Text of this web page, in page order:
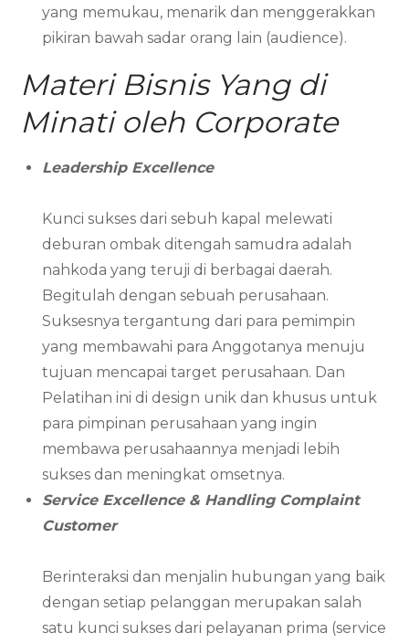
yang memukau, menarik dan menggerakkan
pikiran bawah sadar orang lain (audience).
Materi Bisnis Yang di
Minati oleh Corporate
Leadership Excellence
Kunci sukses dari sebuh kapal melewati
deburan ombak ditengah samudra adalah
nahkoda yang teruji di berbagai daerah.
Begitulah dengan sebuah perusahaan.
Suksesnya tergantung dari para pemimpin
yang membawahi para Anggotanya menuju
tujuan mencapai target perusahaan. Dan
Pelatihan ini di design unik dan khusus untuk
para pimpinan perusahaan yang ingin
membawa perusahaannya menjadi lebih
sukses dan meningkat omsetnya.
Service Excellence & Handling Complaint
Customer
Berinteraksi dan menjalin hubungan yang baik
dengan setiap pelanggan merupakan salah
satu kunci sukses dari pelayanan prima (service